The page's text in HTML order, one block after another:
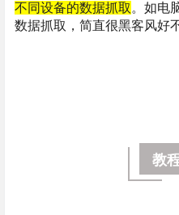
不同设备的数据抓取 。如电
数据抓取，简直很黑客风好
教